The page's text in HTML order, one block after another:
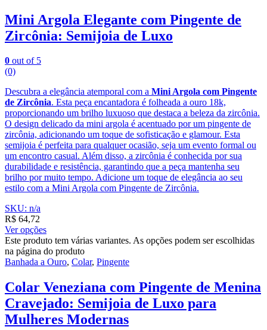
Mini Argola Elegante com Pingente de
Zircônia: Semijoia de Luxo
0 out of 5
(0)
Descubra a elegância atemporal com a Mini Argola com Pingente
de Zircônia. Esta peça encantadora é folheada a ouro 18k,
proporcionando um brilho luxuoso que destaca a beleza da zircônia.
O design delicado da mini argola é acentuado por um pingente de
zircônia, adicionando um toque de sofisticação e glamour. Esta
semijoia é perfeita para qualquer ocasião, seja um evento formal ou
um encontro casual. Além disso, a zircônia é conhecida por sua
durabilidade e resistência, garantindo que a peça mantenha seu
brilho por muito tempo. Adicione um toque de elegância ao seu
estilo com a Mini Argola com Pingente de Zircônia.
SKU: n/a
R$ 64,72
Ver opções
Este produto tem várias variantes. As opções podem ser escolhidas
na página do produto
Banhada a Ouro, Colar, Pingente
Colar Veneziana com Pingente de Menina
Cravejado: Semijoia de Luxo para
Mulheres Modernas